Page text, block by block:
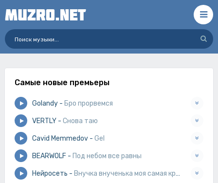
Самые новые премьеры
Golandy - Бро прорвемся
VERTLY - Снова таю
Cavid Memmedov - Gel
BEARWOLF - Под небом все равны
Нейросеть - Внучка внученька моя самая красивая